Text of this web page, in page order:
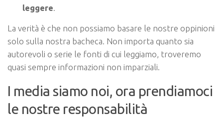
leggere.
La verità è che non possiamo basare le nostre oppinioni
solo sulla nostra bacheca. Non importa quanto sia
autorevoli o serie le fonti di cui leggiamo, troveremo
quasi sempre informazioni non imparziali.
I media siamo noi, ora prendiamoci
le nostre responsabilità